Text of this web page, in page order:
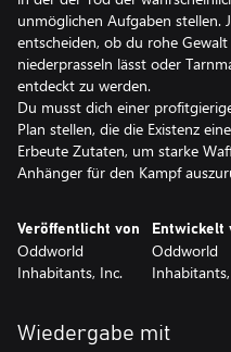
unmöglichen Aufgaben stellen.
entscheiden, ob du rohe
niederprasseln lässt oder
entdeckt zu werden.
Du musst dich einer
Plan stellen, die die Existenz
Erbeute Zutaten, um starke
Anhänger für den Kampf
Veröffentlicht von
Oddworld
Inhabitants, Inc.
Entwickelt
Oddworld
Wiedergabe mit